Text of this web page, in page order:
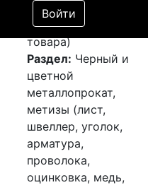
Войти
Лот №:3858
АУКЦИОН (покупка
товара)
Раздел: Черный и
цветной
металлопрокат,
метизы (лист,
швеллер, уголок,
арматура,
проволока,
оцинковка, медь,